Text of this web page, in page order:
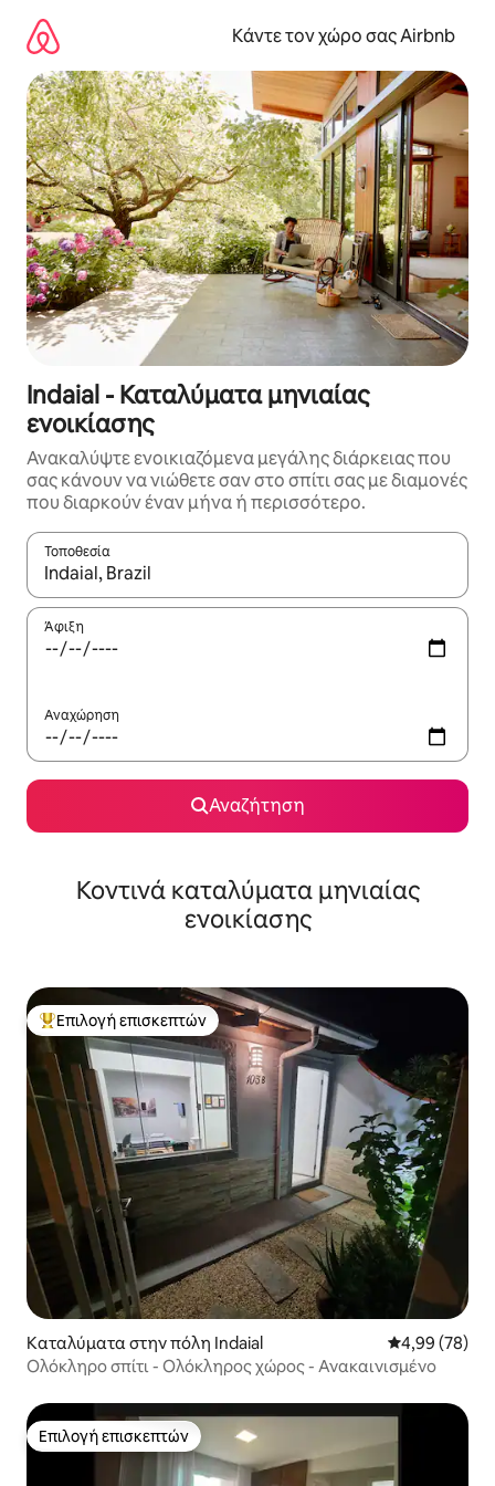
περιεχόμενο
Κάντε τον χώρο σας Airbnb
Indaial - Καταλύματα μηνιαίας
ενοικίασης
Ανακαλύψτε ενοικιαζόμενα μεγάλης διάρκειας που
σας κάνουν να νιώθετε σαν στο σπίτι σας με διαμονές
που διαρκούν έναν μήνα ή περισσότερο.
Τοποθεσία
Όταν τα αποτελέσματα είναι διαθέσιμα, μπορείτε να
Άφιξη
Αναχώρηση
Αναζήτηση
Κοντινά καταλύματα μηνιαίας
ενοικίασης
Κορυφαία επιλογή επισκεπτών
Επιλογή επισκεπτών
Καταλύματα στην πόλη Indaial Μέση
4,99 (78)
Ολόκληρο σπίτι - Ολόκληρος χώρος - Ανακαινισμένο
Επιλογή επισκεπτών
Επιλογή επισκεπτών